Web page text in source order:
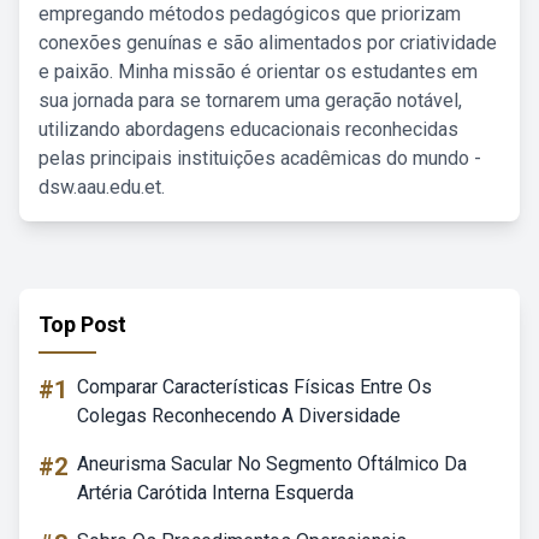
empregando métodos pedagógicos que priorizam
conexões genuínas e são alimentados por criatividade
e paixão. Minha missão é orientar os estudantes em
sua jornada para se tornarem uma geração notável,
utilizando abordagens educacionais reconhecidas
pelas principais instituições acadêmicas do mundo -
dsw.aau.edu.et.
Top Post
#1 Comparar Características Físicas Entre Os
Colegas Reconhecendo A Diversidade
#2 Aneurisma Sacular No Segmento Oftálmico Da
Artéria Carótida Interna Esquerda